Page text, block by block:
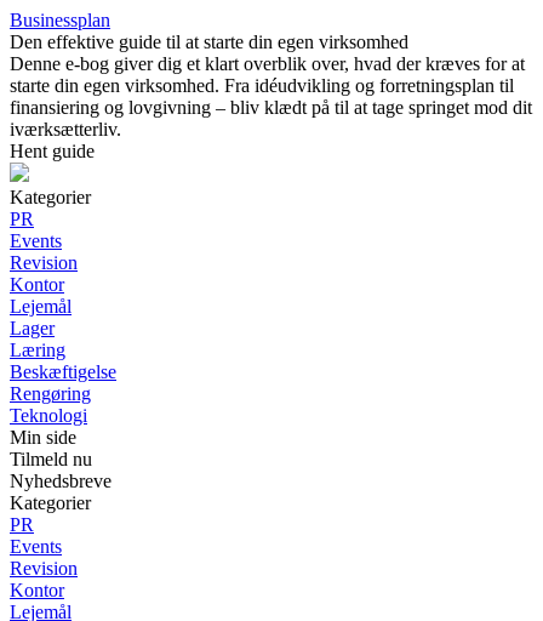
Businessplan
Den effektive guide til at starte din egen virksomhed
Denne e-bog giver dig et klart overblik over, hvad der kræves for at
starte din egen virksomhed. Fra idéudvikling og forretningsplan til
finansiering og lovgivning – bliv klædt på til at tage springet mod dit
iværksætterliv.
Hent guide
Kategorier
PR
Events
Revision
Kontor
Lejemål
Lager
Læring
Beskæftigelse
Rengøring
Teknologi
Min side
Tilmeld nu
Nyhedsbreve
Kategorier
PR
Events
Revision
Kontor
Lejemål